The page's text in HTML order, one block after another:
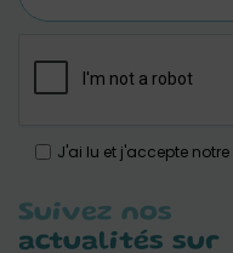
J'ai lu et j'accepte notre
Suivez nos
actualités sur